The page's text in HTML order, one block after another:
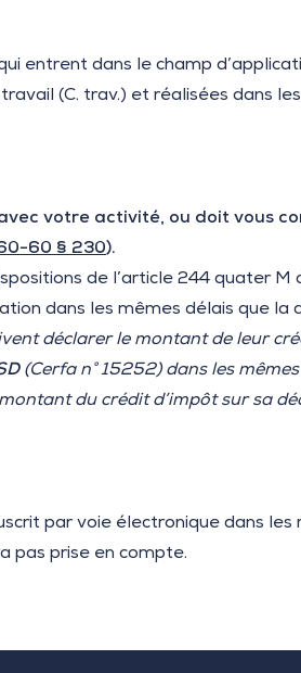
entrent dans le champ
(C. trav.) et réalisées dans
votre activité, ou doit vous
60 § 230).
de l’article 244 quater
dans les mêmes délais que la
déclarer le montant de leur
(Cerfa n° 15252) dans les
du crédit d’impôt sur sa
par voie électronique dans
pas prise en compte.